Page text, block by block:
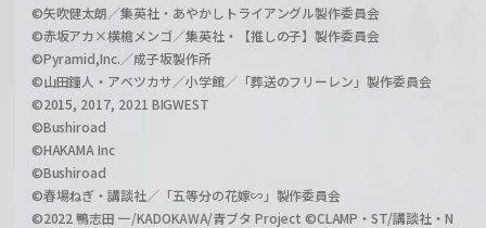
©矢吹健太朗／集英社・あやかしトライアングル製作委員会
©赤坂アカ×横槍メンゴ／集英社・【推しの子】製作委員会
©Pyramid,Inc.／成子坂製作所
©山田鐘人・アベツカサ／小学館／「葬送のフリーレン」製作委員会
©2015, 2017, 2021 BIGWEST
©Bushiroad
©HAKAMA Inc
©Bushiroad
©春場ねぎ・講談社／「五等分の花嫁∽」製作委員会
©2022 鴨志田 一/KADOKAWA/青ブタ Project ©CLAMP・ST/講談社・N